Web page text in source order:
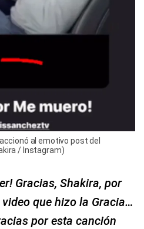
al emotivo post del
/ Instagram)
Gracias, Shakira, por
que hizo la Gracia…
por esta canción